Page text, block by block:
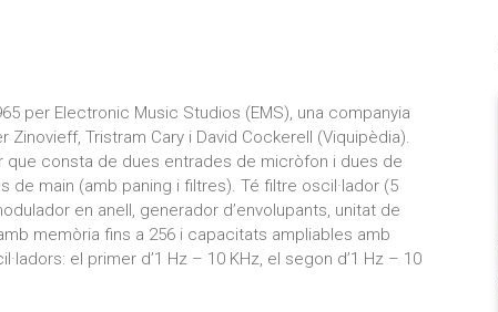
per Electronic Music Studios (EMS), una companyia
Tristram Cary i David Cockerell (Viquipèdia).
que consta de dues entrades de micròfon i dues de
de main (amb paning i filtres). Té filtre oscil·lador (5
en anell, generador d’envolupants, unitat de
memòria fins a 256 i capacitats ampliables amb
el primer d’1 Hz – 10 KHz, el segon d’1 Hz – 10